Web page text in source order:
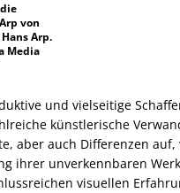
von
Arp.
Media
und vielseitige
künstlerische
aber auch Differenzen auf,
ihrer unverkennbaren
visuellen